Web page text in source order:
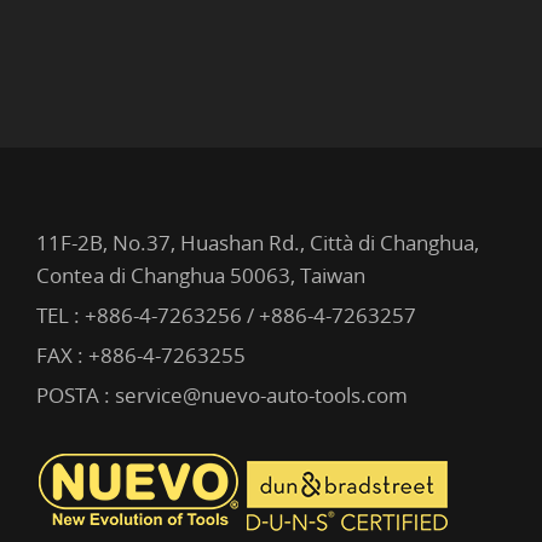
11F-2B, No.37, Huashan Rd., Città di Changhua,
Contea di Changhua 50063, Taiwan
TEL : +886-4-7263256 / +886-4-7263257
FAX : +886-4-7263255
POSTA : service@nuevo-auto-tools.com